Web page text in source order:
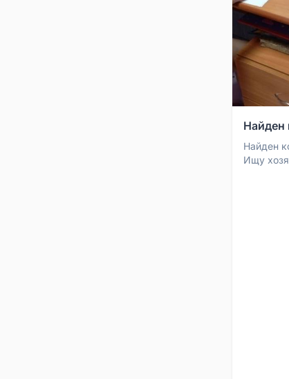
Найден
Найден
Ищу